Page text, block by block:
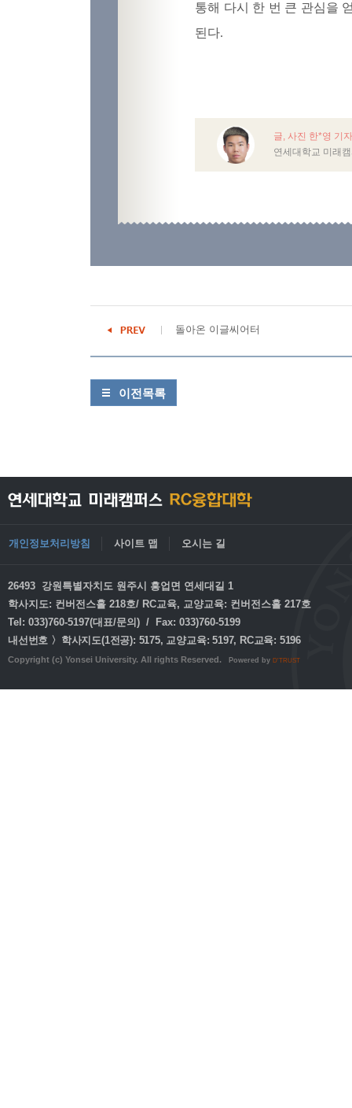
통해 다시 한 번 큰 관심을
된다.
글, 사진 한*영 기
연세대학교 미래
돌아온 이글씨어터
이전목록
개인정보처리방침 사이트 맵 오시는 길
26493 강원특별자치도 원주시 흥업면 연세대길 1
학사지도: 컨버전스홀 218호/ RC교육, 교양교육: 컨버전스홀 217호
Tel: 033)760-5197(대표/문의) / Fax: 033)760-5199
내선번호 〉학사지도(1전공): 5175, 교양교육: 5197, RC교육: 5196
Copyright (c) Yonsei University. All rights Reserved. Powered by D'TRUST